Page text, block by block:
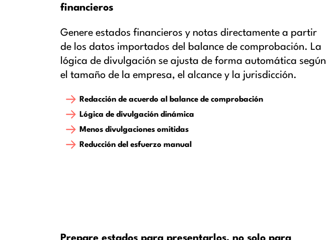
financieros
Genere estados financieros y notas directamente a partir
de los datos importados del balance de comprobación. La
lógica de divulgación se ajusta de forma automática según
el tamaño de la empresa, el alcance y la jurisdicción.
Redacción de acuerdo al balance de comprobación
Lógica de divulgación dinámica
Menos divulgaciones omitidas
Reducción del esfuerzo manual